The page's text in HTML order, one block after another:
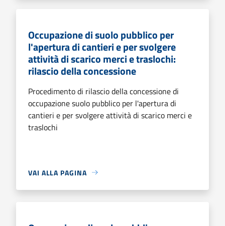
Occupazione di suolo pubblico per
l'apertura di cantieri e per svolgere
attività di scarico merci e traslochi:
rilascio della concessione
Procedimento di rilascio della concessione di
occupazione suolo pubblico per l'apertura di
cantieri e per svolgere attività di scarico merci e
traslochi
VAI ALLA PAGINA